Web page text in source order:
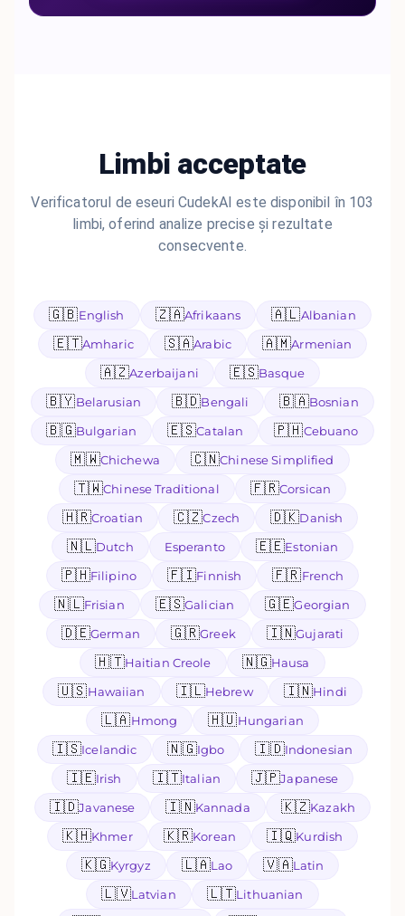
Limbi acceptate
Verificatorul de eseuri CudekAI este disponibil în 103
limbi, oferind analize precise și rezultate
consecvente.
🇬🇧English 🇿🇦Afrikaans 🇦🇱Albanian
🇪🇹Amharic 🇸🇦Arabic 🇦🇲Armenian
🇦🇿Azerbaijani 🇪🇸Basque
🇧🇾Belarusian 🇧🇩Bengali 🇧🇦Bosnian
🇧🇬Bulgarian 🇪🇸Catalan 🇵🇭Cebuano
🇲🇼Chichewa 🇨🇳Chinese Simplified
🇹🇼Chinese Traditional 🇫🇷Corsican
🇭🇷Croatian 🇨🇿Czech 🇩🇰Danish
🇳🇱Dutch Esperanto 🇪🇪Estonian
🇵🇭Filipino 🇫🇮Finnish 🇫🇷French
🇳🇱Frisian 🇪🇸Galician 🇬🇪Georgian
🇩🇪German 🇬🇷Greek 🇮🇳Gujarati
🇭🇹Haitian Creole 🇳🇬Hausa
🇺🇸Hawaiian 🇮🇱Hebrew 🇮🇳Hindi
🇱🇦Hmong 🇭🇺Hungarian
🇮🇸Icelandic 🇳🇬Igbo 🇮🇩Indonesian
🇮🇪Irish 🇮🇹Italian 🇯🇵Japanese
🇮🇩Javanese 🇮🇳Kannada 🇰🇿Kazakh
🇰🇭Khmer 🇰🇷Korean 🇮🇶Kurdish
🇰🇬Kyrgyz 🇱🇦Lao 🇻🇦Latin
🇱🇻Latvian 🇱🇹Lithuanian